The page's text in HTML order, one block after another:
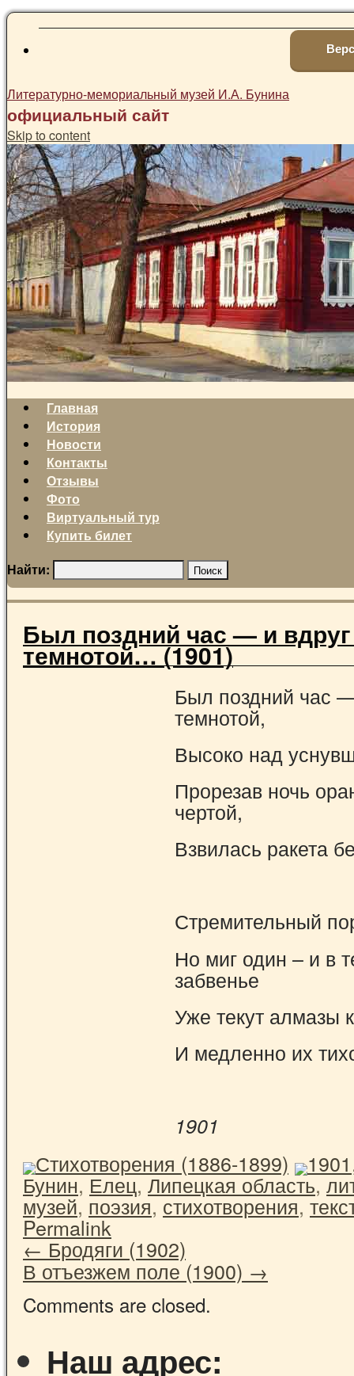
Литературно-мемориальный музей И.А. Бунина
официальный сайт
Skip to content
Главная
История
Новости
Контакты
Отзывы
Фото
Виртуальный тур
Купить билет
Найти:
Был поздний час — и
темнотой… (1901)
Был поздний час
темнотой,
Высоко над
Прорезав ночь
чертой,
Взвилась ракета
Стремительный
Но миг один – и в
забвенье
Уже текут алмазы
И медленно их
1901
Стихотворения (1886-1899) 1901
Бунин,Елец,Липецкая область,
музей, поэзия,стихотворения,
Permalink
←Бродяги (1902)
В отъезжем поле (1900) →
Comments are closed.
Наш адрес: